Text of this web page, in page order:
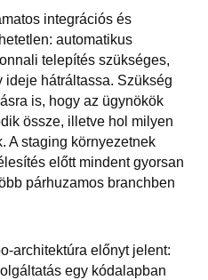
integrációs és
automatikus
telepítés szükséges,
ideje hátráltassa. Szükség
is, hogy az ügynökök
össze, illetve hol milyen
A staging környezetnek
előtt mindent gyorsan
párhuzamos branchben
architektúra előnyt jelent:
egy kódalapban